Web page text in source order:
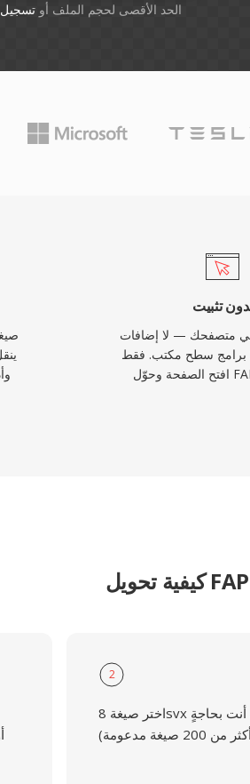
أسقِط الملفات هنا. 1 GB الحد الأقصى لحجم الملف أوتسجيل
تثبيت
متصفحك — لا إضافات
برامج سطح مكتب. فقط
2
اختر صيغة 8svx أو أية صيغة أخرى أنت بحاجةٍ
مدعومة)